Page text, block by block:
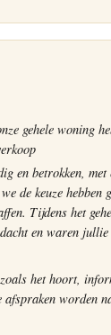
gehele woning
en betrokken,
de keuze hebben
Tijdens het
en waren
het hoort,
worden